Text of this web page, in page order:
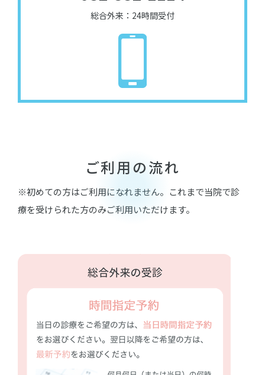
総合外来：24時間受付
ご利用の流れ
※初めての方はご利用になれません。これまで当院で診
療を受けられた方のみご利用いただけます。